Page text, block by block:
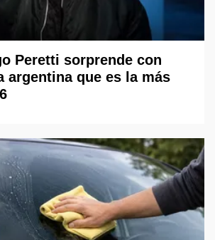
Peretti sorprende con
argentina que es la más